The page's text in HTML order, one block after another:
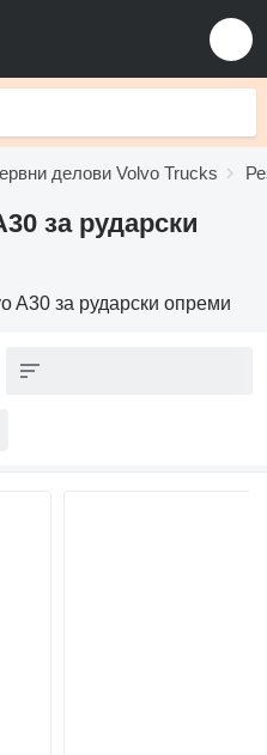
делови Volvo Trucks
за рударски
A30 за рударски опреми